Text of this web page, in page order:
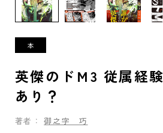
英傑のドＭ3 従属経
あり？
著者： 御之字 巧